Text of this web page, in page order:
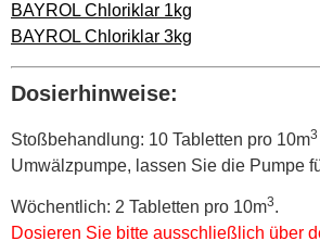
BAYROL Chloriklar 1kg
BAYROL Chloriklar 3kg
Dosierhinweise:
Stoßbehandlung: 10 Tabletten pro 10m3
Umwälzpumpe, lassen Sie die Pumpe
Wöchentlich: 2 Tabletten pro 10m3.
Dosieren Sie bitte ausschließlich über